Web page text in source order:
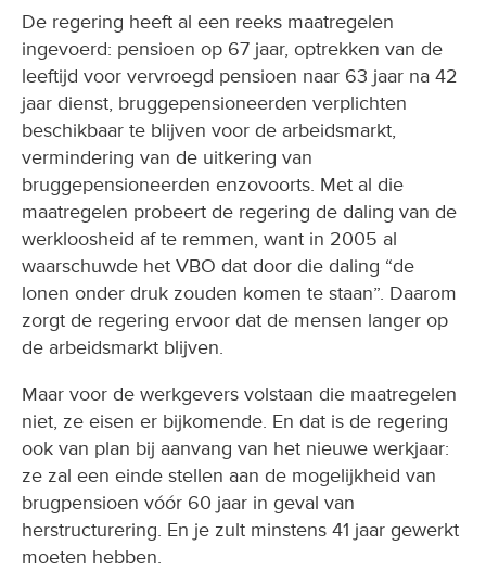
De regering heeft al een reeks maatregelen
ingevoerd: pensioen op 67 jaar, optrekken van de
leeftijd voor vervroegd pensioen naar 63 jaar na 42
jaar dienst, bruggepensioneerden verplichten
beschikbaar te blijven voor de arbeidsmarkt,
vermindering van de uitkering van
bruggepensioneerden enzovoorts. Met al die
maatregelen probeert de regering de daling van de
werkloosheid af te remmen, want in 2005 al
waarschuwde het VBO dat door die daling “de
lonen onder druk zouden komen te staan”. Daarom
zorgt de regering ervoor dat de mensen langer op
de arbeidsmarkt blijven.
Maar voor de werkgevers volstaan die maatregelen
niet, ze eisen er bijkomende. En dat is de regering
ook van plan bij aanvang van het nieuwe werkjaar:
ze zal een einde stellen aan de mogelijkheid van
brugpensioen vóór 60 jaar in geval van
herstructurering. En je zult minstens 41 jaar gewerkt
moeten hebben.